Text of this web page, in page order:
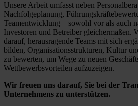
Unsere Arbeit umfasst neben
Nachfolgeplanung,
Teamentwicklung – sowohl vor als auch
Investoren und Betreiber gleichermaßen.
darauf, herausragende Teams mit sich
bilden, Organisationsstrukturen, Kultur
zu bewerten, um Wege zu neuen
Wettbewerbsvorteilen aufzuzeigen.
Wir freuen uns darauf, Sie bei der
Unternehmens zu unterstützen.